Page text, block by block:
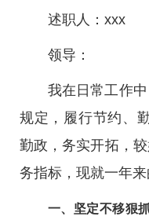
述职人：xxx
领导：
我在日常工作
规定，履行节约、
勤政，务实开拓，
务指标，现就一年来
一、坚定不移狠